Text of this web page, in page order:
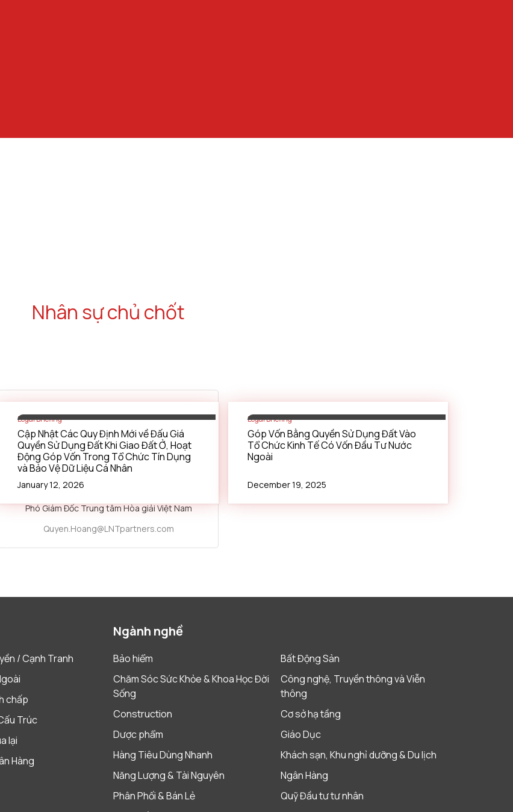
Legal Briefing
Cập Nhật Các Quy Định Mới về Đấu Giá
Quyền Sử Dụng Đất Khi Giao Đất Ở, Hoạt
Động Góp Vốn Trong Tổ Chức Tín Dụng
và Bảo Vệ Dữ Liệu Cá Nhân
January 12, 2026
Legal Briefing
Góp Vốn Bằng Quyền Sử Dụng Đất Vào
Tổ Chức Kinh Tế Có Vốn Đầu Tư Nước
Ngoài
December 19, 2025
Nhân sự chủ chốt
HOANG Nguyen Ha Quyen
Luật sư Điều hành
Trọng tài viên VIAC
Phó Giám Đốc Trung tâm Hòa giải Việt Nam
Quyen.Hoang@LNTpartners.com
/ Cạnh Tranh
chấp
Trúc
lại
Hàng
Ngành nghề
Bảo hiểm
Bất Động Sản
Chăm Sóc Sức Khỏe & Khoa Học Đời
Sống
Công nghệ, Truyền thông và Viễn
thông
Construction
Cơ sở hạ tầng
Dược phẩm
Giáo Dục
Hàng Tiêu Dùng Nhanh
Khách sạn, Khu nghỉ dưỡng & Du lịch
Năng Lượng & Tài Nguyên
Ngân Hàng
Phân Phối & Bán Lẻ
Quỹ Đầu tư tư nhân